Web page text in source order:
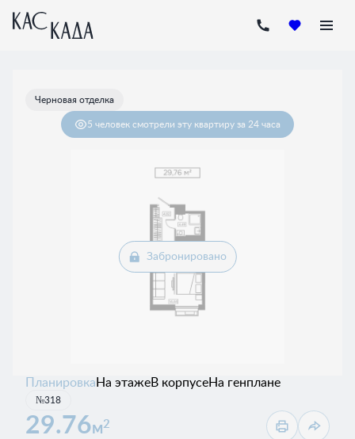
Студия 29.76 м Цена по запросу
Черновая отделка
5 человек смотрели эту квартиру за 24 часа
Забронировано
Планировка На этажеВ корпусеНа генплане
№318
29.76м2